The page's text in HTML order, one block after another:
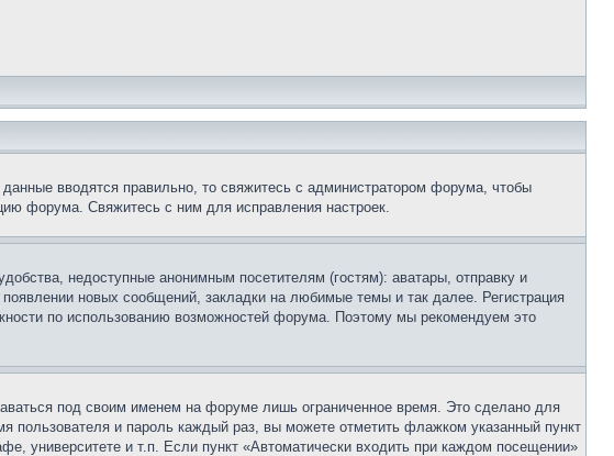
вводятся правильно, то свяжитесь с администратором форума, чтобы
форума. Свяжитесь с ним для исправления настроек.
недоступные анонимным посетителям (гостям): аватары, отправку и
новых сообщений, закладки на любимые темы и так далее. Регистрация
по использованию возможностей форума. Поэтому мы рекомендуем это
под своим именем на форуме лишь ограниченное время. Это сделано для
пользователя и пароль каждый раз, вы можете отметить флажком указанный пункт
университете и т.п. Если пункт «Автоматически входить при каждом посещении»